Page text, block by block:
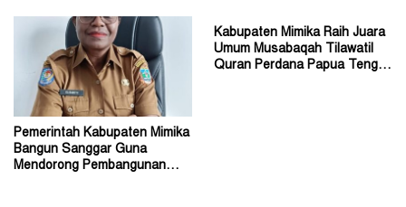
Pemerintah Kabupaten Mimika
Bangun Sanggar Guna
Mendorong Pembangunan
Kabupaten Mimika Raih Juara
Umum Musabaqah Tilawatil
Quran Perdana Papua Tengah